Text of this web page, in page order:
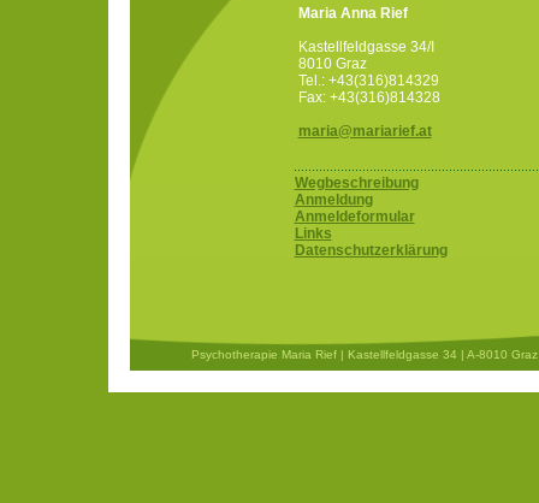
Maria Anna Rief
Kastellfeldgasse 34/I
8010 Graz
Tel.: +43(316)814329
Fax: +43(316)814328
maria@mariarief.at
Wegbeschreibung
Anmeldung
Anmeldeformular
Links
Datenschutzerklärung
Psychotherapie Maria Rief | Kastellfeldgasse 34 | A-8010